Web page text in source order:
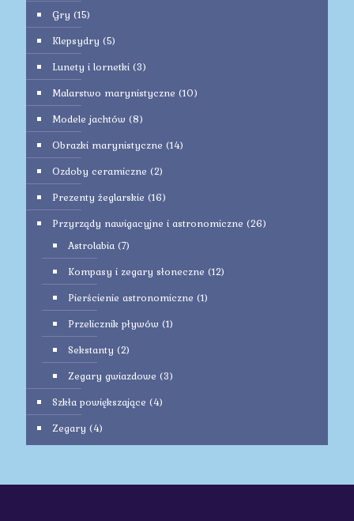
Gry (15)
Klepsydry (5)
Lunety i lornetki (3)
Malarstwo marynistyczne (10)
Modele jachtów (8)
Obrazki marynistyczne (14)
Ozdoby ceramiczne (2)
Prezenty żeglarskie (16)
Przyrządy nawigacyjne i astronomiczne (26)
Astrolabia (7)
Kompasy i zegary słoneczne (12)
Pierścienie astronomiczne (1)
Przelicznik pływów (1)
Sekstanty (2)
Zegary gwiazdowe (3)
Szkła powiększające (4)
Zegary (4)